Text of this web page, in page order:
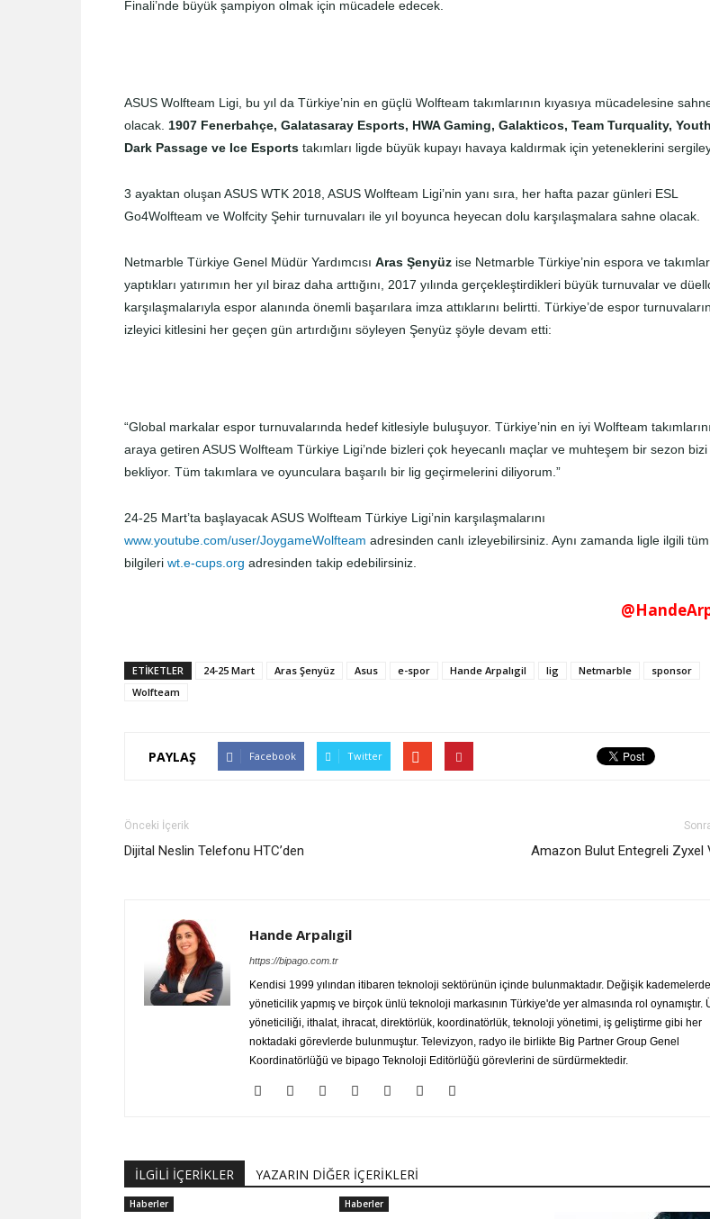
Finali’nde büyük şampiyon olmak için mücadele edecek.
ASUS Wolfteam Ligi, bu yıl da Türkiye’nin en güçlü Wolfteam takımlarının kıyasıya mücadelesine
olacak. 1907 Fenerbahçe, Galatasaray Esports, HWA Gaming, Galakticos, Team Turquality,
Dark Passage ve Ice Esports takımları ligde büyük kupayı havaya kaldırmak için yeteneklerini
3 ayaktan oluşan ASUS WTK 2018, ASUS Wolfteam Ligi’nin yanı sıra, her hafta pazar günleri ESL
Go4Wolfteam ve Wolfcity Şehir turnuvaları ile yıl boyunca heyecan dolu karşılaşmalara sahne olacak.
Netmarble Türkiye Genel Müdür Yardımcısı Aras Şenyüz ise Netmarble Türkiye’nin espora ve
yaptıkları yatırımın her yıl biraz daha arttığını, 2017 yılında gerçekleştirdikleri büyük turnuvalar ve
karşılaşmalarıyla espor alanında önemli başarılara imza attıklarını belirtti. Türkiye’de espor
izleyici kitlesini her geçen gün artırdığını söyleyen Şenyüz şöyle devam etti:
“Global markalar espor turnuvalarında hedef kitlesiyle buluşuyor. Türkiye’nin en iyi Wolfteam
araya getiren ASUS Wolfteam Türkiye Ligi’nde bizleri çok heyecanlı maçlar ve muhteşem bir sezon bizi
bekliyor. Tüm takımlara ve oyunculara başarılı bir lig geçirmelerini diliyorum.”
24-25 Mart’ta başlayacak ASUS Wolfteam Türkiye Ligi’nin karşılaşmalarını
www.youtube.com/user/JoygameWolfteam adresinden canlı izleyebilirsiniz. Aynı zamanda ligle ilgili tüm
bilgileri wt.e-cups.org adresinden takip edebilirsiniz.
ETİKETLER 24-25 Mart Aras Şenyüz Asus e-spor Hande Arpalıgil lig Netmarble
sponsor
Wolfteam
PAYLAŞ Facebook Twitter
Önceki İçerik
Dijital Neslin Telefonu HTC’den Amazon Bulut Entegreli Zyxel
Hande Arpalıgil
https://bipago.com.tr
Kendisi 1999 yılından itibaren teknoloji sektörünün içinde bulunmaktadır. Değişik kademelerde
yöneticilik yapmış ve birçok ünlü teknoloji markasının Türkiye'de yer almasında rol oynamıştır.
yöneticiliği, ithalat, ihracat, direktörlük, koordinatörlük, teknoloji yönetimi, iş geliştirme gibi her
noktadaki görevlerde bulunmuştur. Televizyon, radyo ile birlikte Big Partner Group Genel
Koordinatörlüğü ve bipago Teknoloji Editörlüğü görevlerini de sürdürmektedir.
İLGİLİ İÇERİKLER YAZARIN DİĞER İÇERİKLERİ
Haberler Haberler